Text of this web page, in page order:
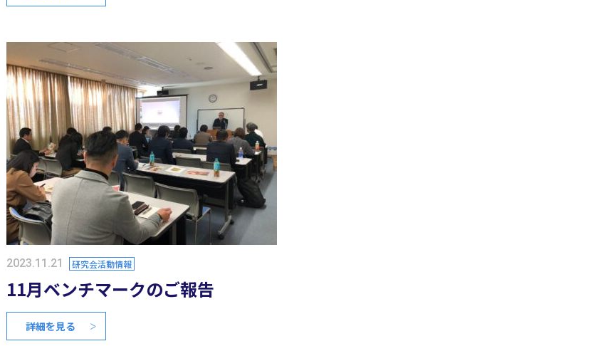
2023.11.21 研究会活動情報
11月ベンチマークのご報告
詳細を見る